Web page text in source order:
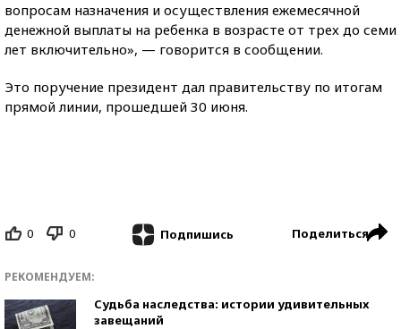
вопросам назначения и осуществления ежемесячной
денежной выплаты на ребенка в возрасте от трех до семи
лет включительно», — говорится в сообщении.
Это поручение президент дал правительству по итогам
прямой линии, прошедшей 30 июня.
0 0 Подпишись Поделиться
РЕКОМЕНДУЕМ:
Судьба наследства: истории удивительных
завещаний